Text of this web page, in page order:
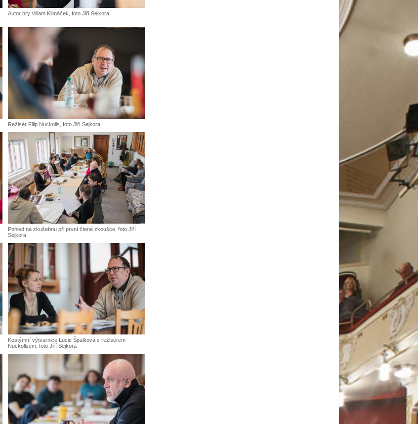
Autor hry Viliam Klimáček, foto Jiří Sejkora
Režisér Filip Nuckolls, foto Jiří Sejkora
Pohled na zkušebnu při první čtené zkoušce, foto Jiří
Sejkora
Kostýmní výtvarnice Lucie Špalková s režisérem
Nuckollsem, foto Jiří Sejkora